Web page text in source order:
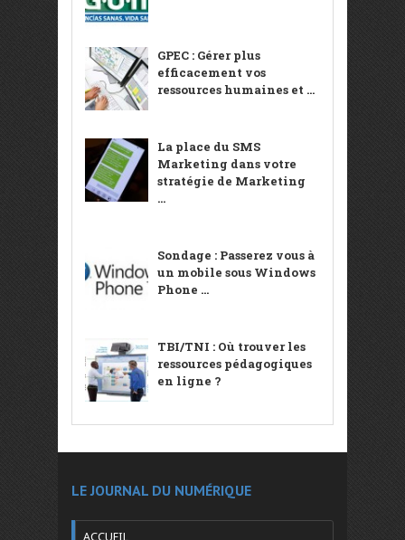
GPEC : Gérer plus
efficacement vos
ressources humaines et ...
La place du SMS
Marketing dans votre
stratégie de Marketing
...
Sondage : Passerez vous à
un mobile sous Windows
Phone ...
TBI/TNI : Où trouver les
ressources pédagogiques
en ligne ?
LE JOURNAL DU NUMÉRIQUE
ACCUEIL